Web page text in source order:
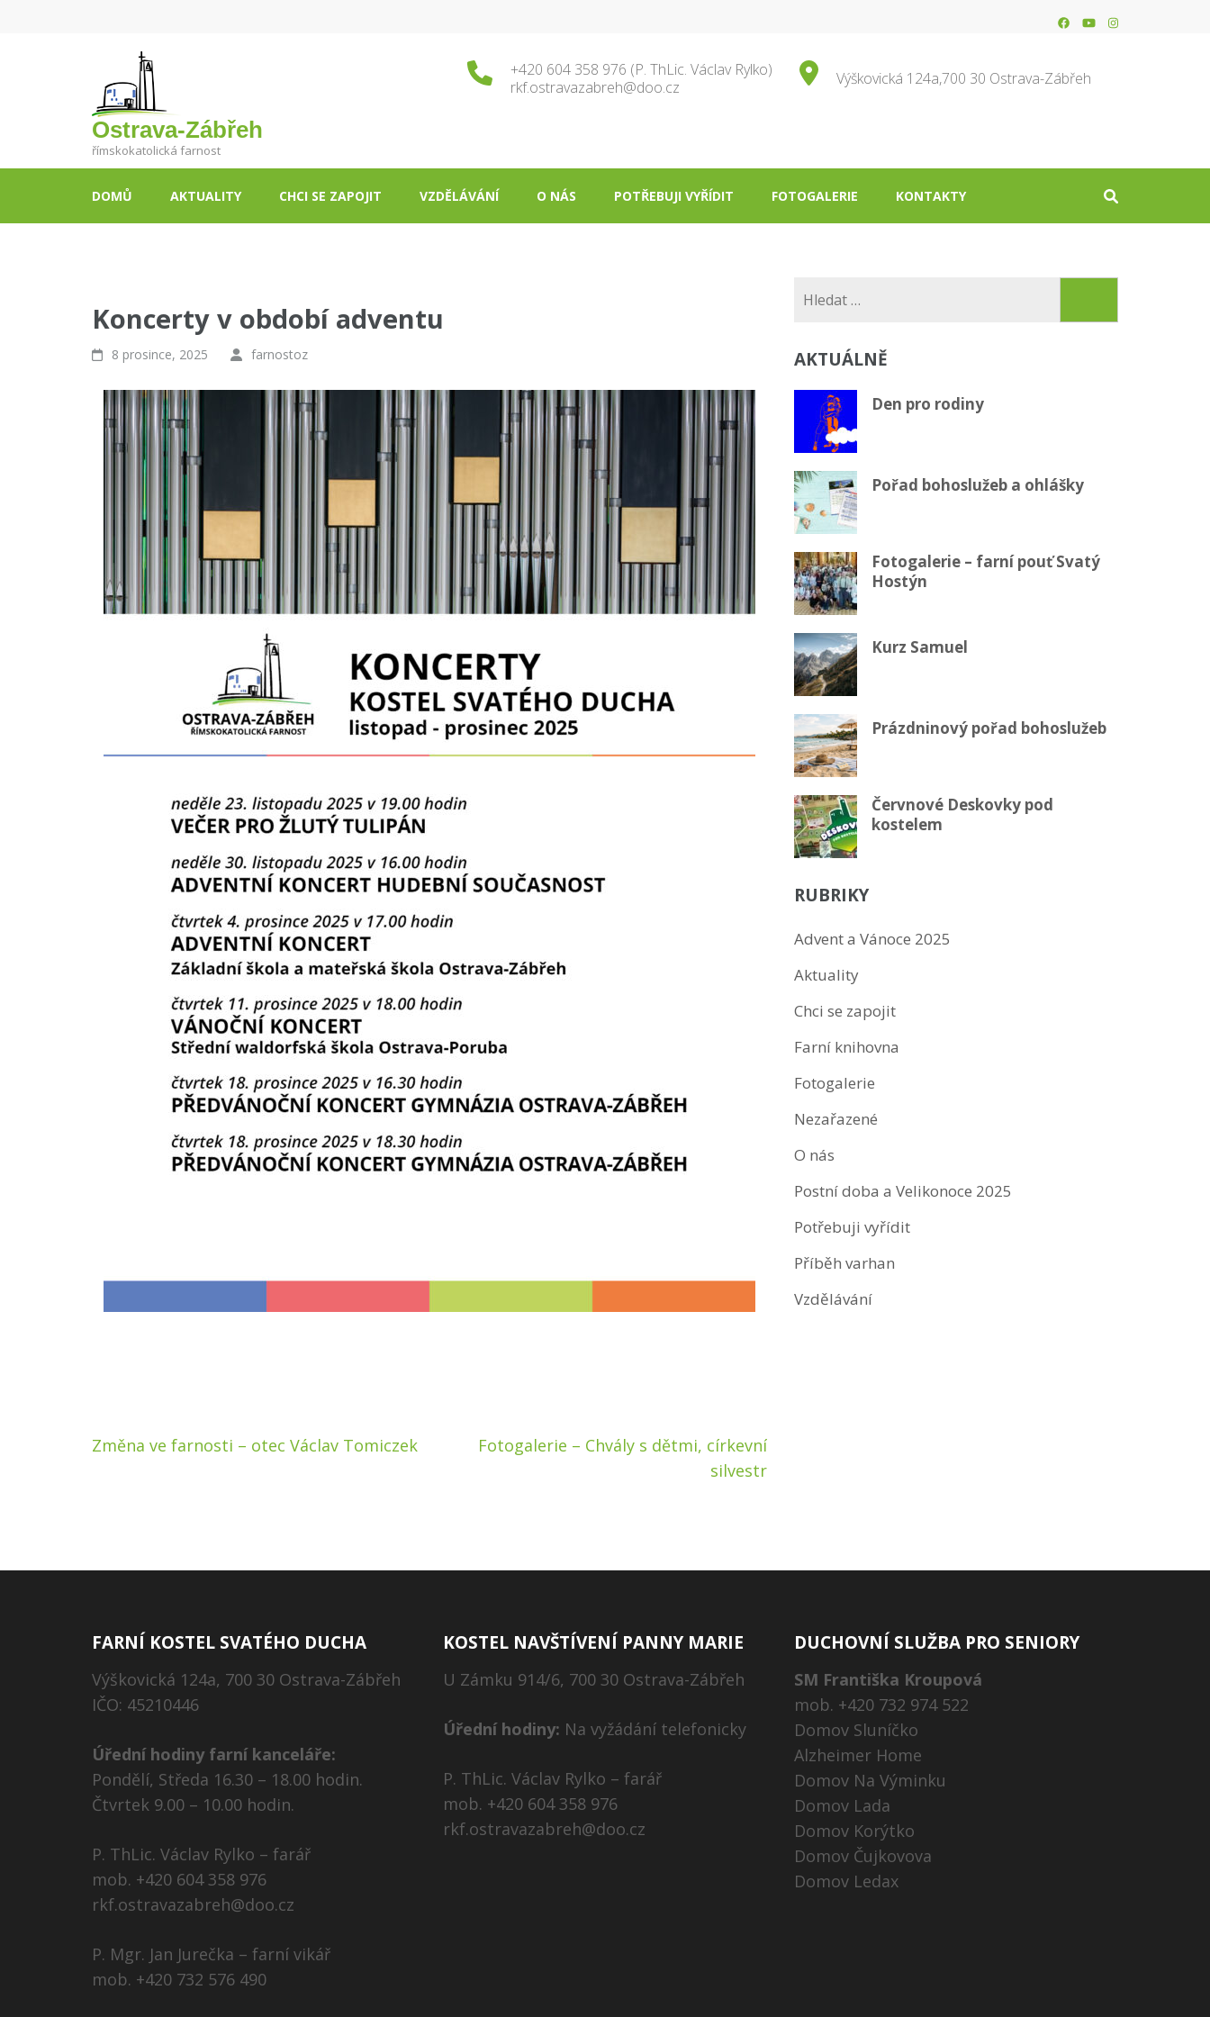
Ostrava-Zábřeh
římskokatolická farnost
Výškovická 124a,700 30 Ostrava-Zábřeh
+420 604 358 976 (P. ThLic. Václav Rylko)
rkf.ostravazabreh@doo.cz
DOMŮ AKTUALITY CHCI SE ZAPOJIT VZDĚLÁVÁNÍ O NÁS POTŘEBUJI VYŘÍDIT FOTOGALERIE KONTAKTY
Koncerty v období adventu
8 prosince, 2025 farnostoz
Navigace
Změna ve farnosti – otec Václav Tomiczek
Fotogalerie – Chvály s dětmi, církevní
silvestr
AKTUÁLNĚ
Den pro rodiny
Pořad bohoslužeb a ohlášky
Fotogalerie – farní pouť Svatý
Hostýn
Kurz Samuel
Prázdninový pořad bohoslužeb
Červnové Deskovky pod
kostelem
RUBRIKY
Advent a Vánoce 2025
Aktuality
Chci se zapojit
Farní knihovna
Fotogalerie
Nezařazené
O nás
Postní doba a Velikonoce 2025
Potřebuji vyřídit
Příběh varhan
Vzdělávání
FARNÍ KOSTEL SVATÉHO DUCHA
Výškovická 124a, 700 30 Ostrava-Zábřeh
IČO: 45210446
Úřední hodiny farní kanceláře:
Pondělí, Středa 16.30 – 18.00 hodin.
Čtvrtek 9.00 – 10.00 hodin.
P. ThLic. Václav Rylko – farář
mob. +420 604 358 976
rkf.ostravazabreh@doo.cz
P. Mgr. Jan Jurečka – farní vikář
mob. +420 732 576 490
KOSTEL NAVŠTÍVENÍ PANNY MARIE
U Zámku 914/6, 700 30 Ostrava-Zábřeh
Úřední hodiny: Na vyžádání telefonicky
P. ThLic. Václav Rylko – farář
mob. +420 604 358 976
rkf.ostravazabreh@doo.cz
DUCHOVNÍ SLUŽBA PRO SENIORY
SM Františka Kroupová
mob. +420 732 974 522
Domov Sluníčko
Alzheimer Home
Domov Na Výminku
Domov Lada
Domov Korýtko
Domov Čujkovova
Domov Ledax